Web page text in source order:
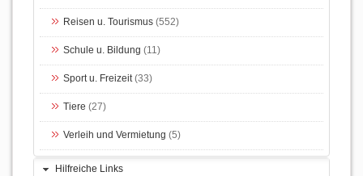
Reisen u. Tourismus (552)
Schule u. Bildung (11)
Sport u. Freizeit(33)
Tiere (27)
Verleih und Vermietung (5)
Hilfreiche Links